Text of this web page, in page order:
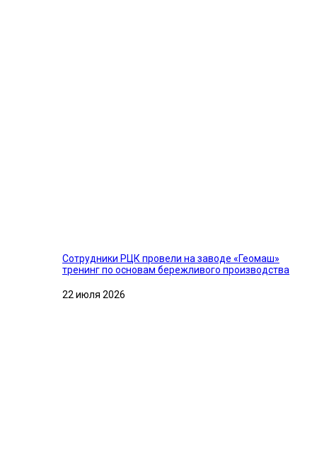
Сотрудники РЦК провели на заводе «Геомаш»
тренинг по основам бережливого производства
22 июля 2026